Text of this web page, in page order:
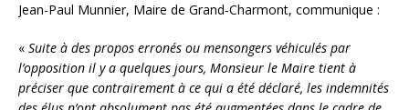
Jean-Paul Munnier, Maire de Grand-Charmont, communique :
« Suite à des propos erronés ou mensongers véhiculés par
l’opposition il y a quelques jours, Monsieur le Maire tient à
préciser que contrairement à ce qui a été déclaré, les indemnités